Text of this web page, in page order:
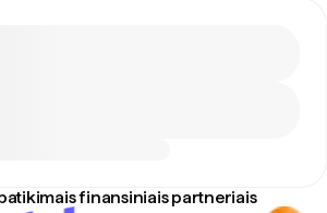
finansiniais partneriais